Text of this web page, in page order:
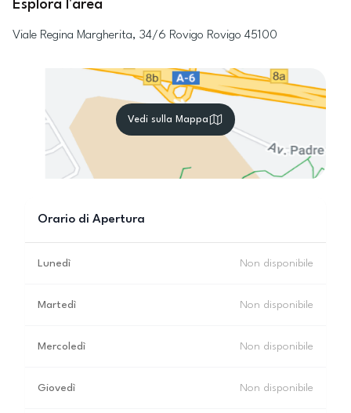
Esplora l'area
Viale Regina Margherita, 34/6 Rovigo Rovigo 45100
Vedi sulla Mappa
Orario di Apertura
Lunedì Non disponibile
Martedì Non disponibile
Mercoledì Non disponibile
Giovedì Non disponibile